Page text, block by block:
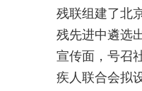
残联组建了北
残先进中遴选
宣传面，号召
疾人联合会拟